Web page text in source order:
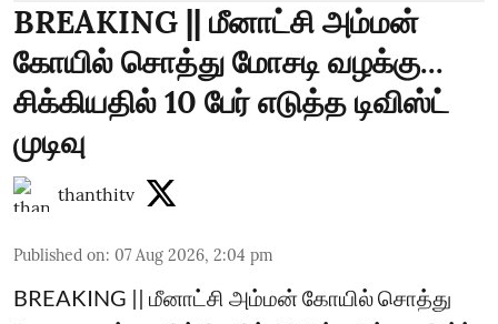
BREAKING || மீனாட்சி அம்மன்
கோயில் சொத்து மோசடி வழக்கு...
சிக்கியதில் 10 பேர் எடுத்த டிவிஸ்ட்
முடிவு
thanthitv
Published on: 07 Aug 2026, 2:04 pm
BREAKING || மீனாட்சி அம்மன் கோயில் சொத்து